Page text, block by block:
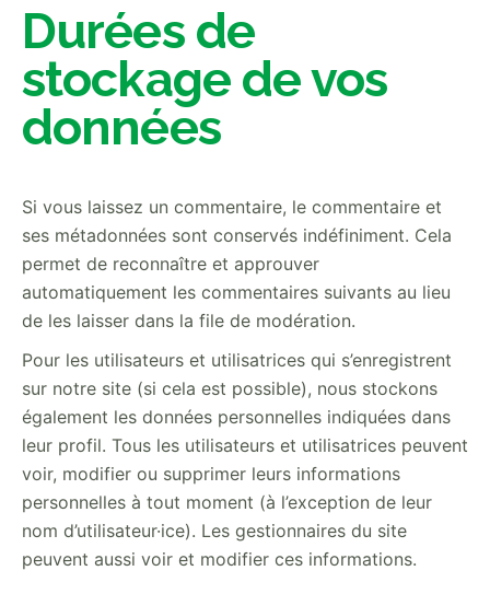
Durées de
stockage de vos
données
Si vous laissez un commentaire, le commentaire et
ses métadonnées sont conservés indéfiniment. Cela
permet de reconnaître et approuver
automatiquement les commentaires suivants au lieu
de les laisser dans la file de modération.
Pour les utilisateurs et utilisatrices qui s’enregistrent
sur notre site (si cela est possible), nous stockons
également les données personnelles indiquées dans
leur profil. Tous les utilisateurs et utilisatrices peuvent
voir, modifier ou supprimer leurs informations
personnelles à tout moment (à l’exception de leur
nom d’utilisateur·ice). Les gestionnaires du site
peuvent aussi voir et modifier ces informations.